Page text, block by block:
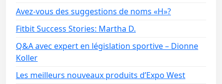
Avez-vous des suggestions de noms «H»?
Fitbit Success Stories: Martha D.
Q&A avec expert en législation sportive – Dionne
Koller
Les meilleurs nouveaux produits d’Expo West